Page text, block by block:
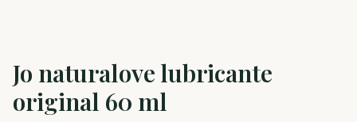
Jo naturalove lubricante
original 60 ml